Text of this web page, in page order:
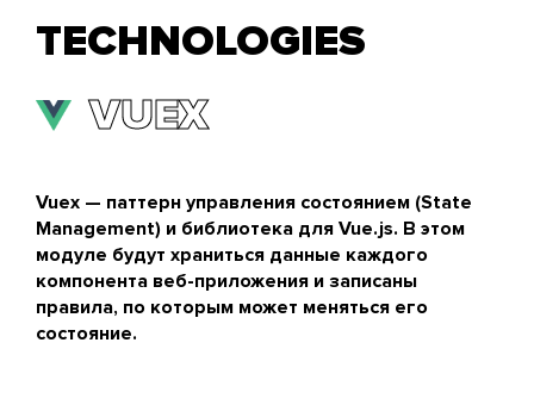
TECHNOLOGIES
VUEX
Vuex — паттерн управления состоянием (State
Management) и библиотека для Vue.js. В этом
модуле будут храниться данные каждого
компонента веб-приложения и записаны
правила, по которым может меняться его
состояние.